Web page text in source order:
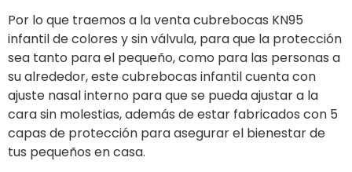
Por lo que traemos a la venta cubrebocas KN95
infantil de colores y sin válvula, para que la protección
sea tanto para el pequeño, como para las personas a
su alrededor, este cubrebocas infantil cuenta con
ajuste nasal interno para que se pueda ajustar a la
cara sin molestias, además de estar fabricados con 5
capas de protección para asegurar el bienestar de
tus pequeños en casa.